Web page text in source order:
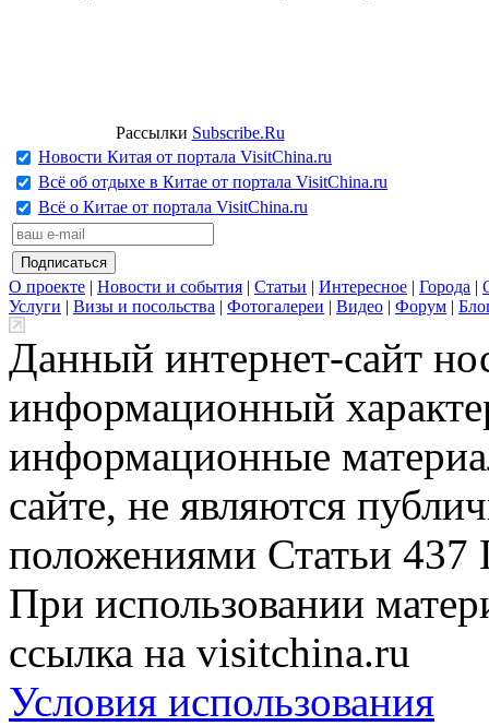
Рассылки Subscribe.Ru
Новости Китая от портала VisitChina.ru
Всё об отдыхе в Китае от портала VisitChina.ru
Всё о Китае от портала VisitChina.ru
О проекте | Новости и события | Статьи | Интересное | Города |
Услуги | Визы и посольства | Фотогалереи | Видео | Форум |
Данный интернет-сайт
информационный
информационные
сайте, не являются
положениями Статьи 437
При использовании
ссылка на visitchina.ru
Условия использования